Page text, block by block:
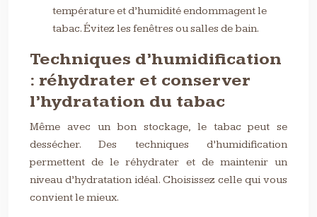
température et d’humidité endommagent le
tabac. Évitez les fenêtres ou salles de bain.
Techniques d’humidification
: réhydrater et conserver
l’hydratation du tabac
Même avec un bon stockage, le tabac peut se
dessécher. Des techniques d’humidification
permettent de le réhydrater et de maintenir un
niveau d’hydratation idéal. Choisissez celle qui vous
convient le mieux.